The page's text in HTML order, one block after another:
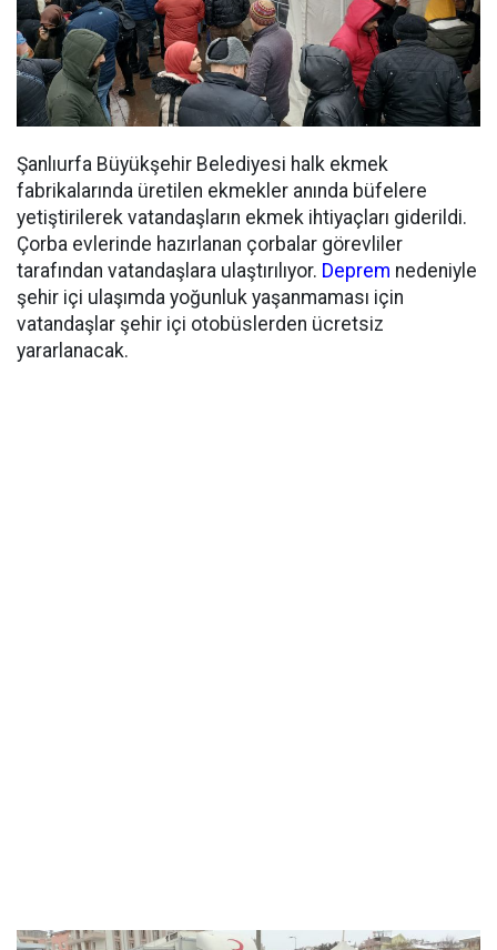
Şanlıurfa Büyükşehir Belediyesi halk ekmek
fabrikalarında üretilen ekmekler anında büfelere
yetiştirilerek vatandaşların ekmek ihtiyaçları giderildi.
Çorba evlerinde hazırlanan çorbalar görevliler
tarafından vatandaşlara ulaştırılıyor. Deprem nedeniyle
şehir içi ulaşımda yoğunluk yaşanmaması için
vatandaşlar şehir içi otobüslerden ücretsiz
yararlanacak.